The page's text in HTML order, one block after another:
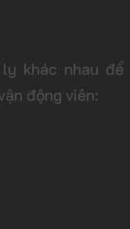
khác nhau để
động viên: